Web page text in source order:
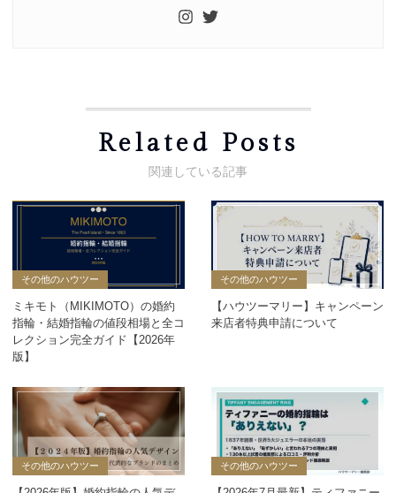
Related Posts
その他のハウツー
ミキモト（MIKIMOTO）の婚約
指輪・結婚指輪の値段相場と全コ
レクション完全ガイド【2026年
版】
その他のハウツー
【ハウツーマリー】キャンペーン
来店者特典申請について
その他のハウツー その他のハウツー